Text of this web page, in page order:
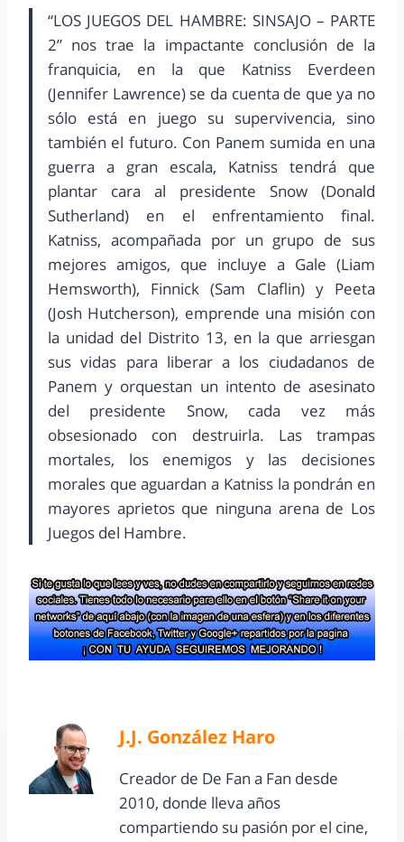
“LOS JUEGOS DEL HAMBRE: SINSAJO – PARTE
2” nos trae la impactante conclusión de la
franquicia, en la que Katniss Everdeen
(Jennifer Lawrence) se da cuenta de que ya no
sólo está en juego su supervivencia, sino
también el futuro. Con Panem sumida en una
guerra a gran escala, Katniss tendrá que
plantar cara al presidente Snow (Donald
Sutherland) en el enfrentamiento final.
Katniss, acompañada por un grupo de sus
mejores amigos, que incluye a Gale (Liam
Hemsworth), Finnick (Sam Claflin) y Peeta
(Josh Hutcherson), emprende una misión con
la unidad del Distrito 13, en la que arriesgan
sus vidas para liberar a los ciudadanos de
Panem y orquestan un intento de asesinato
del presidente Snow, cada vez más
obsesionado con destruirla. Las trampas
mortales, los enemigos y las decisiones
morales que aguardan a Katniss la pondrán en
mayores aprietos que ninguna arena de Los
Juegos del Hambre.
J.J. González Haro
Creador de De Fan a Fan desde
2010, donde lleva años
compartiendo su pasión por el cine,